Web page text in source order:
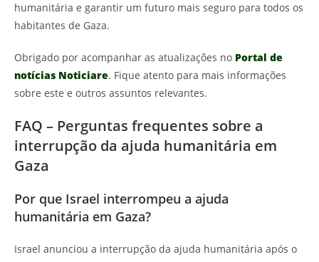
humanitária e garantir um futuro mais seguro para todos os
habitantes de Gaza.
Obrigado por acompanhar as atualizações no Portal de
notícias Noticiare. Fique atento para mais informações
sobre este e outros assuntos relevantes.
FAQ – Perguntas frequentes sobre a
interrupção da ajuda humanitária em
Gaza
Por que Israel interrompeu a ajuda
humanitária em Gaza?
Israel anunciou a interrupção da ajuda humanitária após o